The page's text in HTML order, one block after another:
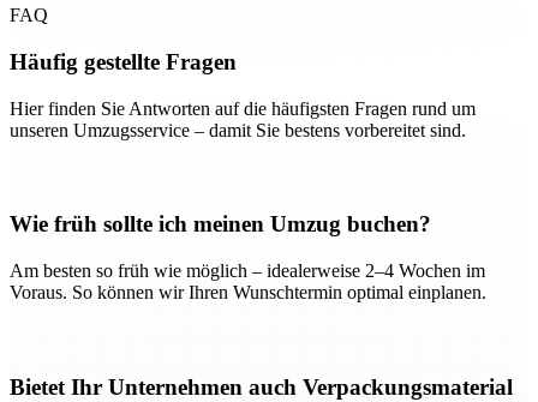
FAQ
Häufig gestellte Fragen
Hier finden Sie Antworten auf die häufigsten Fragen rund um
unseren Umzugsservice – damit Sie bestens vorbereitet sind.
Wie früh sollte ich meinen Umzug buchen?
Am besten so früh wie möglich – idealerweise 2–4 Wochen im
Voraus. So können wir Ihren Wunschtermin optimal einplanen.
Bietet Ihr Unternehmen auch Verpackungsmaterial